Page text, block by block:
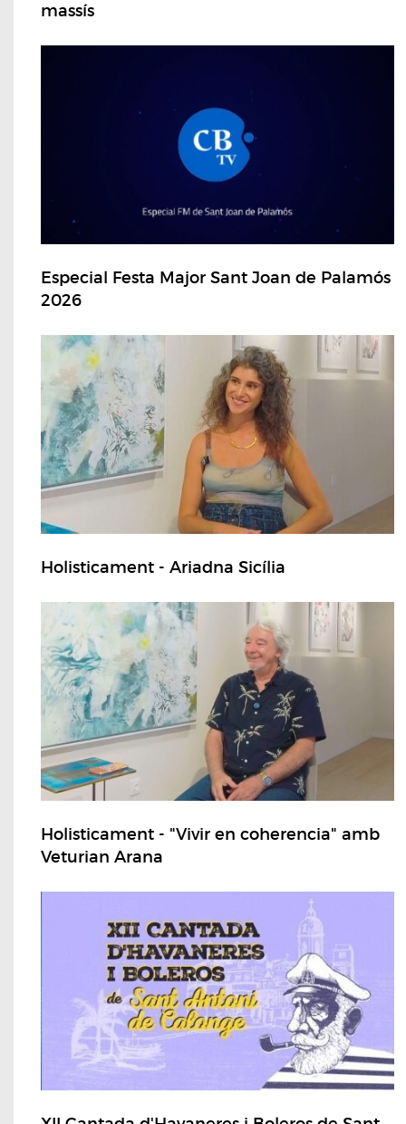
massís
Especial Festa Major Sant Joan de Palamós
2026
Holisticament - Ariadna Sicília
Holisticament - "Vivir en coherencia" amb
Veturian Arana